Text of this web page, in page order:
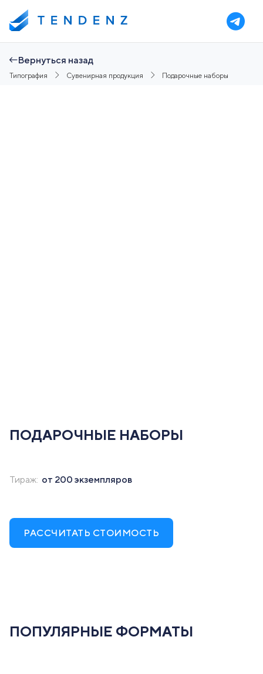
Вернуться назад
Типография Сувенирная продукция Подарочные наборы
ПОДАРОЧНЫЕ НАБОРЫ
Тираж: от 200 экземпляров
РАССЧИТАТЬ СТОИМОСТЬ
ПОПУЛЯРНЫЕ ФОРМАТЫ